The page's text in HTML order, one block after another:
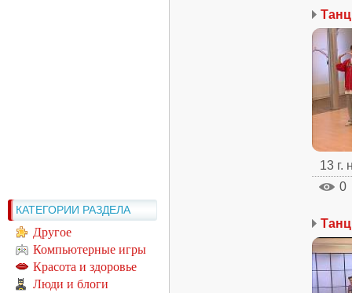
КАТЕГОРИИ РАЗДЕЛА
Другое
Компьютерные игры
Красота и здоровье
Люди и блоги
13 г.
0